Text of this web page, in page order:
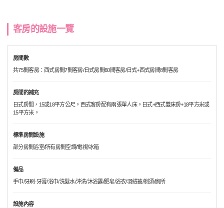
客房的設施一覽
房間數
共75間客房：西式房間7間客房/日式房間60間客房/日式+西式房間8間客房
房間的補充
日式房間，15或18平方公尺。西式客房配有兩張單人床。日式+西式雙床房+18平方米或
15平方米。
標準房間設施
部分房間浴室/所有房間空調/電視/冰箱
備品
手巾/牙刷·牙膏/浴巾/洗髮水/沖洗/沐浴露/肥皂/浴衣/羽絨被/剃須/廁所
設施內容